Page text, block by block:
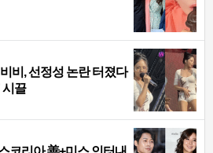
비, 선정성 논란 터졌다
시끌